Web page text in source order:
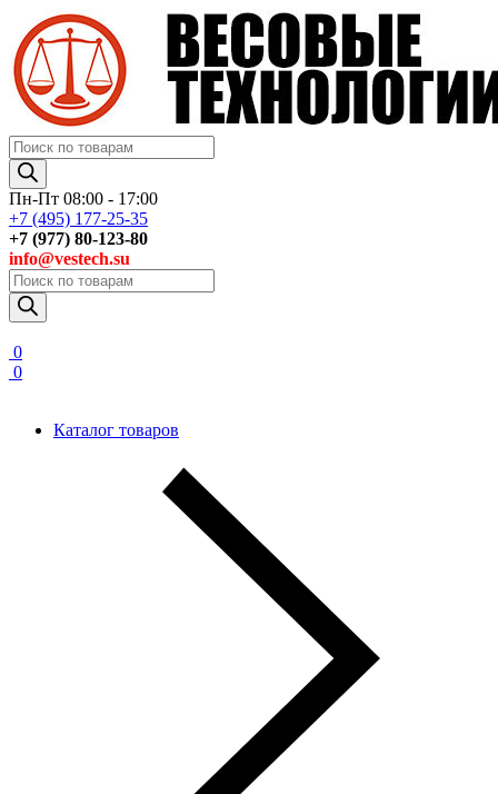
Поиск
товаров
Пн-Пт 08:00 - 17:00
+7 (495) 177-25-35
+7 (977) 80-123-80
info@vestech.su
Поиск
товаров
0
0
Каталог товаров